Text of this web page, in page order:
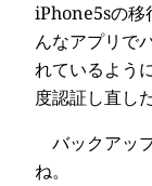
iPhone5sの移
んなアプリで
れているよう
度認証し直し
バックアッ
ね。